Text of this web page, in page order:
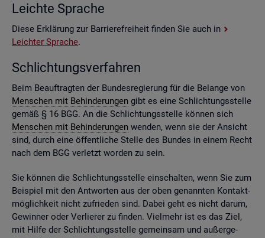
Leich­te Spra­che
Diese Er­klä­rung zur Bar­rie­re­frei­heit fin­den Sie auch in
Leich­ter Spra­che.
Schlich­tungs­ver­fah­ren
Beim Be­auf­trag­ten der Bun­des­re­gie­rung für die Be­lan­ge von
Men­schen mit Be­hin­de­run­gen gibt es eine Schlich­tungs­stel­le
gemäß § 16 BGG. An die Schlich­tungs­stel­le kön­nen sich
Men­schen mit Be­hin­de­run­gen wen­den, wenn sie der An­sicht
sind, durch eine öf­fent­li­che Stel­le des Bun­des in einem Recht
nach dem BGG ver­letzt wor­den zu sein.
Sie kön­nen die Schlich­tungs­stel­le ein­schal­ten, wenn Sie zum
Bei­spiel mit den Ant­wor­ten aus der oben ge­nann­ten Kon­takt­
mög­lich­keit nicht zu­frie­den sind. Dabei geht es nicht darum,
Ge­win­ner oder Ver­lie­rer zu fin­den. Viel­mehr ist es das Ziel,
mit Hilfe der Schlich­tungs­stel­le ge­mein­sam und au­ßer­ge­